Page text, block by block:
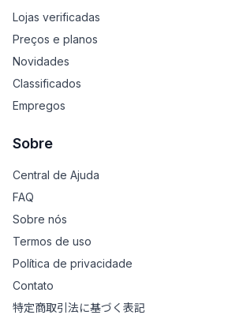
Lojas verificadas
Preços e planos
Novidades
Classificados
Empregos
Sobre
Central de Ajuda
FAQ
Sobre nós
Termos de uso
Política de privacidade
Contato
特定商取引法に基づく表記